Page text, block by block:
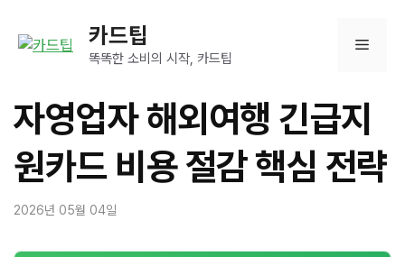
카드팁
똑똑한 소비의 시작, 카드팁
메
뉴
자영업자 해외여행 긴급지
원카드 비용 절감 핵심 전략
2026년 05월 04일